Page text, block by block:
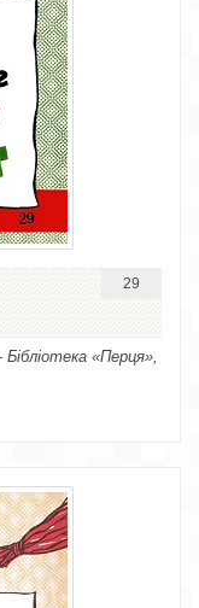
29
«Перця»,